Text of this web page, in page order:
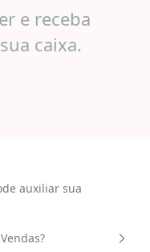
e receba
caixa.
auxiliar sua